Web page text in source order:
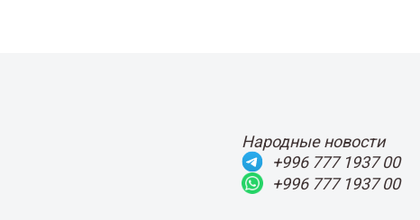
Народные новости
+996 777 1937 00
+996 777 1937 00